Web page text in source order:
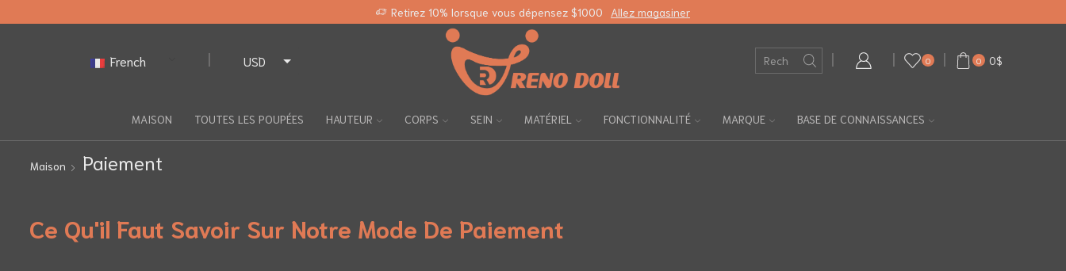
Retirez 10% lorsque vous dépensez $1000 Allez magasiner
French
USD
0 0 0$
MAISON TOUTES LES POUPÉES HAUTEUR CORPS SEIN MATÉRIEL FONCTIONNALITÉ MARQUE BASE DE CONNAISSANCES
Maison Paiement
Ce Qu'il Faut Savoir Sur Notre Mode De Paiement